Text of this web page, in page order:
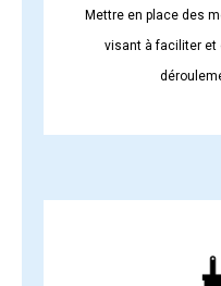
Mettre en place des
visant à faciliter et